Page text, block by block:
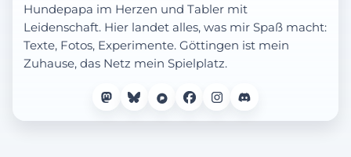
Hundepapa im Herzen und Tabler mit
Leidenschaft. Hier landet alles, was mir Spaß macht:
Texte, Fotos, Experimente. Göttingen ist mein
Zuhause, das Netz mein Spielplatz.